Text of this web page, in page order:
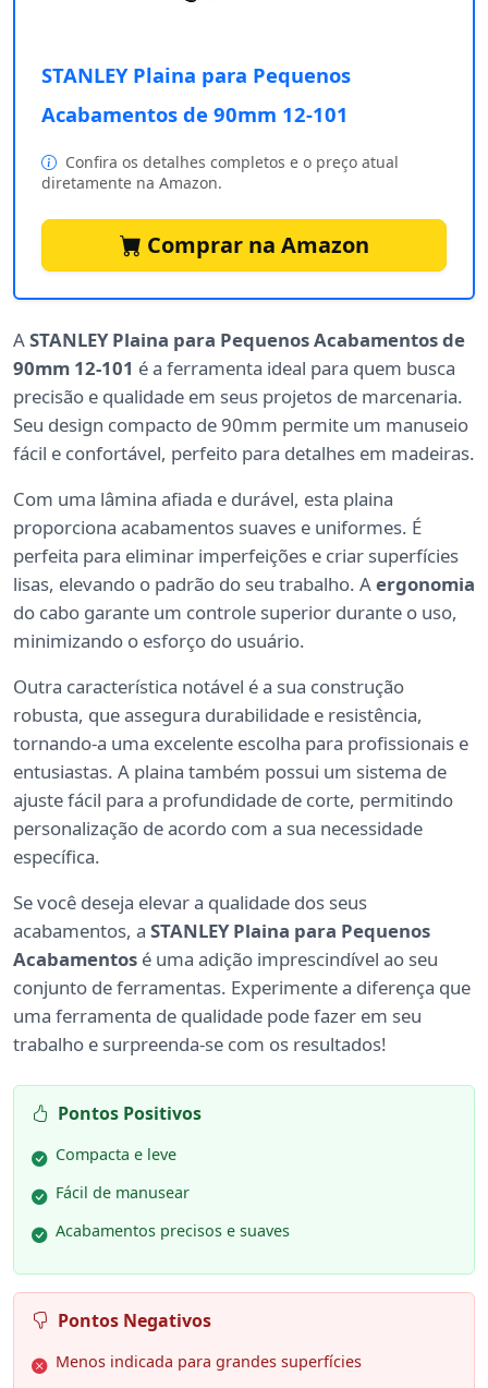
STANLEY Plaina para Pequenos
Acabamentos de 90mm 12-101
Confira os detalhes completos e o preço atual
diretamente na Amazon.
Comprar na Amazon
ASTANLEY Plaina para Pequenos Acabamentos de
90mm 12-101 é a ferramenta ideal para quem busca
precisão e qualidade em seus projetos de marcenaria.
Seu design compacto de 90mm permite um manuseio
fácil e confortável, perfeito para detalhes em madeiras.
Com uma lâmina afiada e durável, esta plaina
proporciona acabamentos suaves e uniformes. É
perfeita para eliminar imperfeições e criar superfícies
lisas, elevando o padrão do seu trabalho. Aergonomia
do cabo garante um controle superior durante o uso,
minimizando o esforço do usuário.
Outra característica notável é a sua construção
robusta, que assegura durabilidade e resistência,
tornando-a uma excelente escolha para profissionais e
entusiastas. A plaina também possui um sistema de
ajuste fácil para a profundidade de corte, permitindo
personalização de acordo com a sua necessidade
específica.
Se você deseja elevar a qualidade dos seus
acabamentos, a STANLEY Plaina para Pequenos
Acabamentos é uma adição imprescindível ao seu
conjunto de ferramentas. Experimente a diferença que
uma ferramenta de qualidade pode fazer em seu
trabalho e surpreenda-se com os resultados!
Pontos Positivos
Compacta e leve
Fácil de manusear
Acabamentos precisos e suaves
Pontos Negativos
Menos indicada para grandes superfícies